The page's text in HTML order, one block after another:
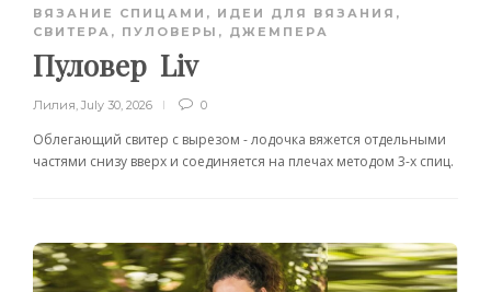
ВЯЗАНИЕ СПИЦАМИ , ИДЕИ ДЛЯ ВЯЗАНИЯ ,
СВИТЕРА, ПУЛОВЕРЫ, ДЖЕМПЕРА
Пуловер Liv
Лилия July 30, 2026 0
Облегающий свитер с вырезом - лодочка вяжется отдельными
частями снизу вверх и соединяется на плечах методом 3-х спиц.